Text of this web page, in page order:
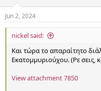
s
:
Jun 2, 2024
nickel said:
Και τώρα το απαραίτητο
Εκατομμυριούχου. (Ρε σεις,
View attachment 7850